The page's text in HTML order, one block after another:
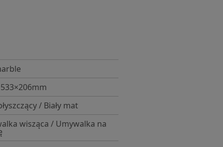
/ Biały mat
wisząca / Umywalka na